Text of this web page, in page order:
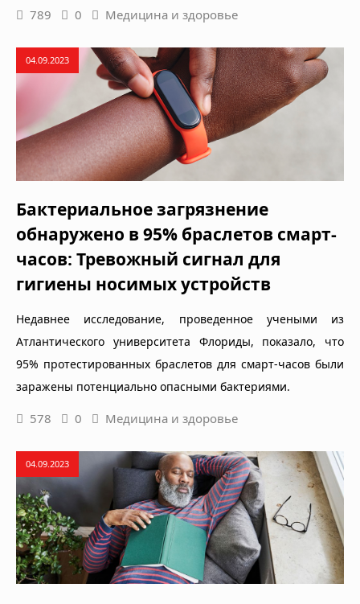
789 0 Медицина и здоровье
04.09.2023
Бактериальное загрязнение
обнаружено в 95% браслетов смарт-
часов: Тревожный сигнал для
гигиены носимых устройств
Недавнее исследование, проведенное учеными из
Атлантического университета Флориды, показало, что
95% протестированных браслетов для смарт-часов были
заражены потенциально опасными бактериями.
578 0 Медицина и здоровье
04.09.2023